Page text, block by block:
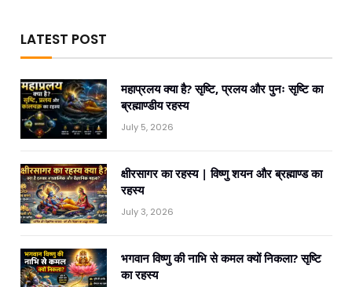
LATEST POST
महाप्रलय क्या है? सृष्टि, प्रलय और पुनः सृष्टि का
ब्रह्माण्डीय रहस्य
July 5, 2026
क्षीरसागर का रहस्य | विष्णु शयन और ब्रह्माण्ड का
रहस्य
July 3, 2026
भगवान विष्णु की नाभि से कमल क्यों निकला? सृष्टि
का रहस्य